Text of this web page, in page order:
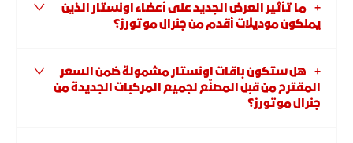
ما تأثير العرض الجديد على أعضاء اونستار الذين
يملكون موديلات أقدم من جنرال موتورز؟
هل ستكون باقات اونستار مشمولة ضمن السعر
المقترح من قبل المصنّع لجميع المركبات الجديدة من
جنرال موتورز؟